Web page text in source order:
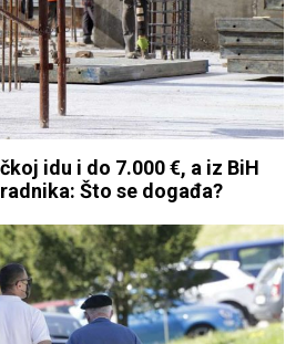
idu i do 7.000 €, a iz BiH
Što se događa?